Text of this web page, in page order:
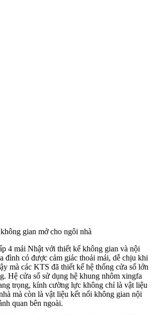
gian mở cho ngôi nhà
4 mái Nhật với thiết kế không gian và nội
đình có được cảm giác thoải mái, dễ chịu khi
mà các KTS đã thiết kế hệ thống cửa sổ lớn
Hệ cửa sổ sử dụng hệ khung nhôm xingfa
trọng, kính cường lực không chỉ là vật liệu
mà còn là vật liệu kết nối không gian nội
quan bên ngoài.